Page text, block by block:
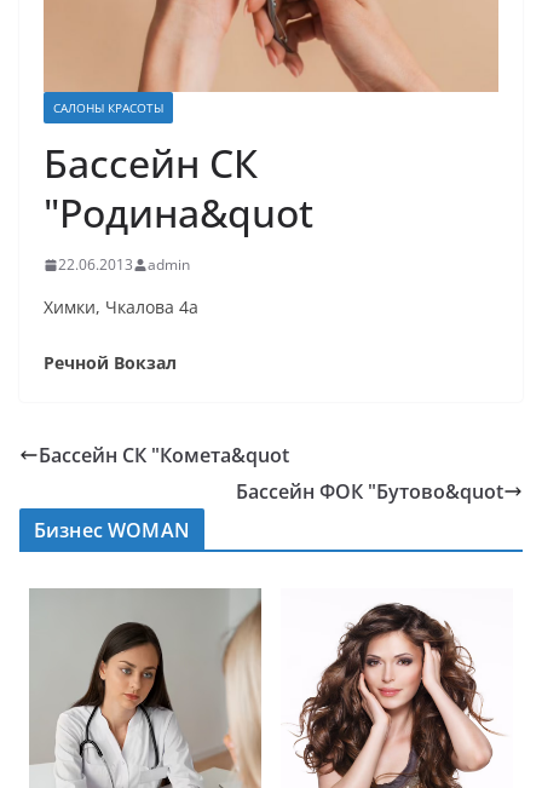
САЛОНЫ КРАСОТЫ
Бассейн СК
"Родина&quot
22.06.2013 admin
Химки, Чкалова 4а
Речной Вокзал
Бассейн СК "Комета&quot
Бассейн ФОК "Бутово&quot
Бизнес WOMAN